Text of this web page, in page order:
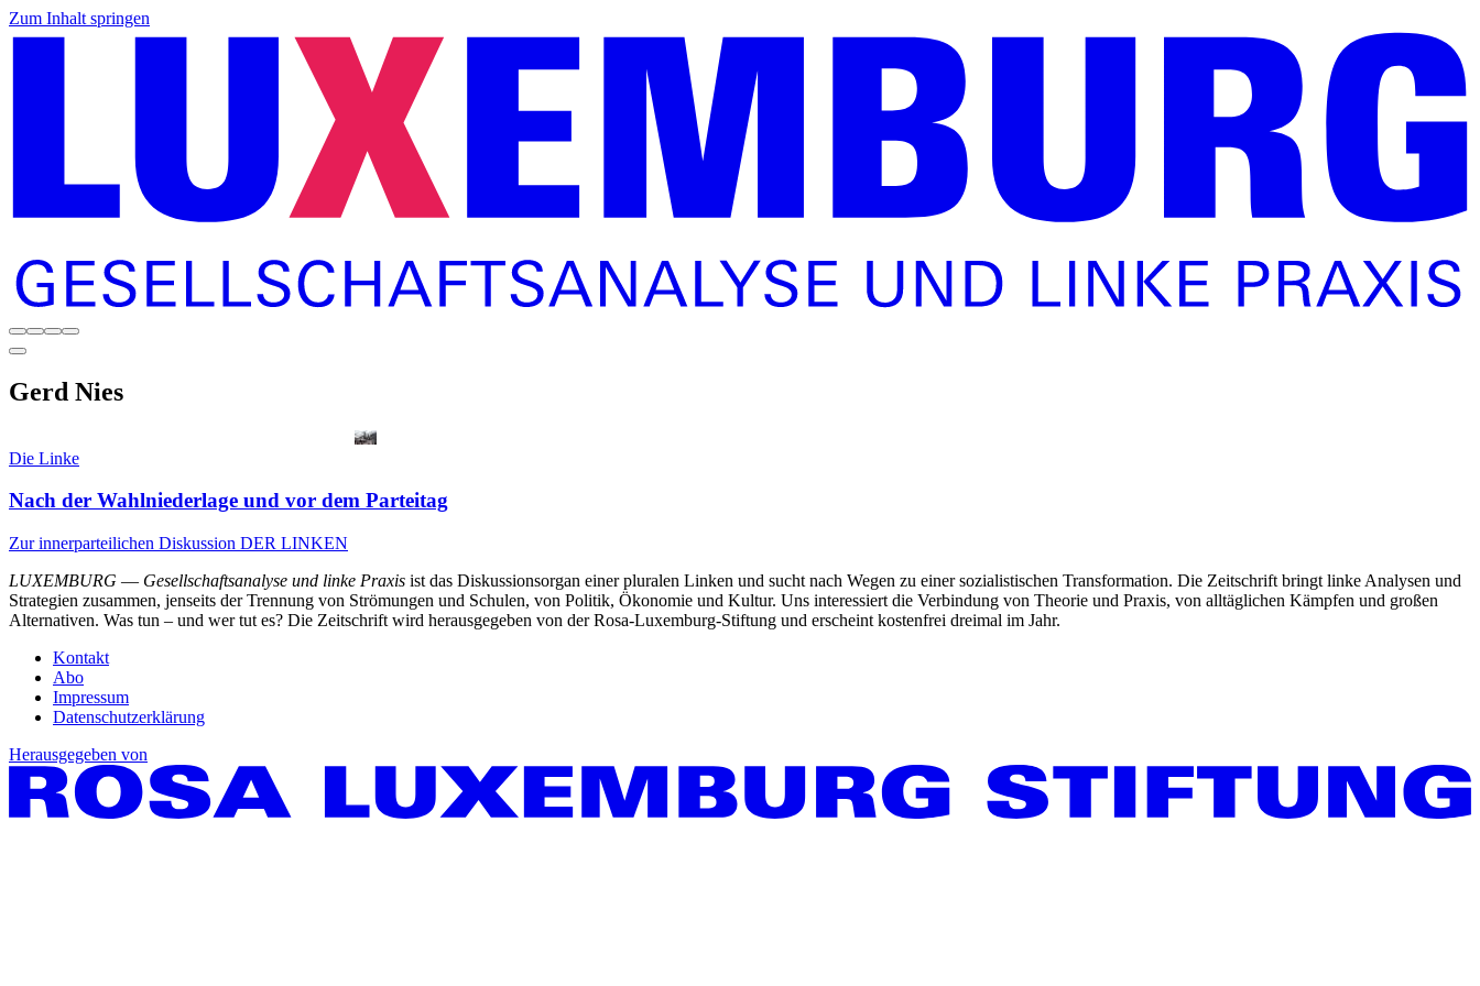
Zum Inhalt springen
Gerd Nies
Die Linke
Nach der Wahlniederlage und vor dem Parteitag
Zur innerparteilichen Diskussion DER LINKEN
LUXEMBURG — Gesellschaftsanalyse und linke Praxis ist das Diskussionsorgan einer pluralen Linken und sucht nach Wegen zu einer sozialistischen Transformation. Die Zeitschrift bringt linke Analysen und
Strategien zusammen, jenseits der Trennung von Strömungen und Schulen, von Politik, Ökonomie und Kultur. Uns interessiert die Verbindung von Theorie und Praxis, von alltäglichen Kämpfen und großen
Alternativen. Was tun – und wer tut es? Die Zeitschrift wird herausgegeben von der Rosa-Luxemburg-Stiftung und erscheint kostenfrei dreimal im Jahr.
Kontakt
Abo
Impressum
Datenschutzerklärung
Herausgegeben von